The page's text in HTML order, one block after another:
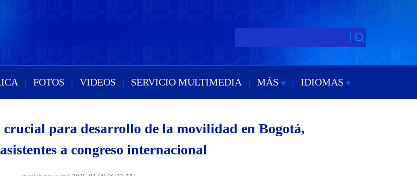
| FOTOS | VIDEOS | SERVICIO MULTIMEDIA | MÁS | IDIOMAS
crucial para desarrollo de la movilidad en Bogotá,
a congreso internacional